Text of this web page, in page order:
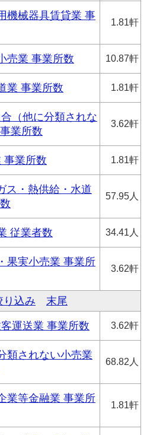
機械器具賃貸業 事
1.81軒
売業 事業所数 10.87軒
業 事業所数 1.81軒
（他に分類されな
業所数
3.62軒
事業所数 1.81軒
ス・熱供給・水道
57.95人
従業者数 34.41人
果実小売業 事業所
3.62軒
り込み 末尾
運送業 事業所数 3.62軒
類されない小売業
68.82人
業等金融業 事業所
1.81軒